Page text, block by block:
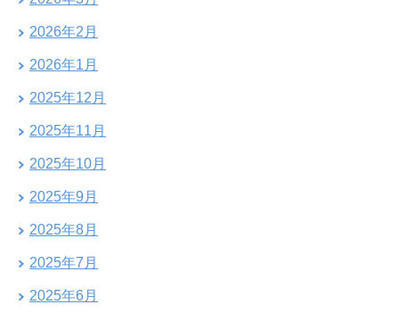
2026年2月
2026年1月
2025年12月
2025年11月
2025年10月
2025年9月
2025年8月
2025年7月
2025年6月